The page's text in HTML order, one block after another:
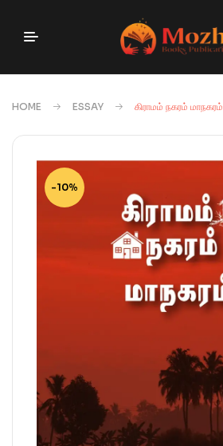
HOME ESSAY கிராமம் நகரம் மாநகரம்
-10%